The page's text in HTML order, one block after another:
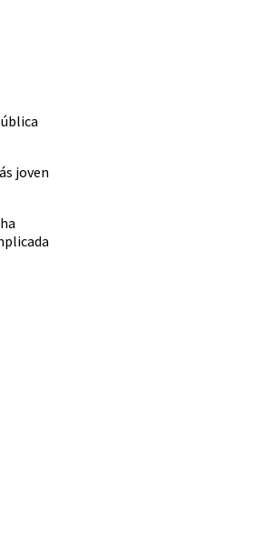
joven